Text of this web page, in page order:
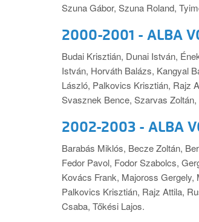
Szuna Gábor, Szuna Roland,
2000-2001 - ALBA
Budai Krisztián, Dunai István,
István, Horváth Balázs, Kangyal
László, Palkovics Krisztián, Rajz
Svasznek Bence, Szarvas
2002-2003 - ALBA
Barabás Miklós, Becze Zoltán,
Fedor Pavol, Fodor Szabolcs,
Kovács Frank, Majoross
Palkovics Krisztián, Rajz Attila,
Csaba, Tőkési Lajos.